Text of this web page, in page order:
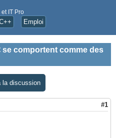
IT Pro
Emploi
se comportent comme des
la discussion
#1